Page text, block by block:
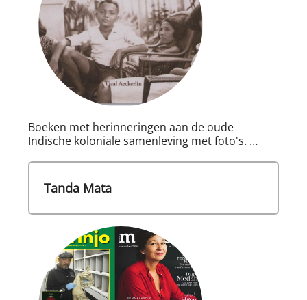
Boeken met herinneringen aan de oude
Indische koloniale samenleving met foto's. …
Tanda Mata